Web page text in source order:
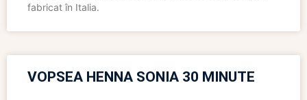
fabricat în Italia.
VOPSEA HENNA SONIA 30 MINUTE